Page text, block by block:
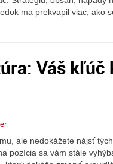
ma prekvapil viac, ako
Váš kľúč
ale nedokážete nájsť
pozícia sa vám stále